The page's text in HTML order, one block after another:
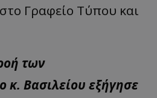
Γραφείο Τύπου και
των
κ. Βασιλείου εξήγησε